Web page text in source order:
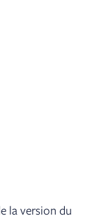
la version du